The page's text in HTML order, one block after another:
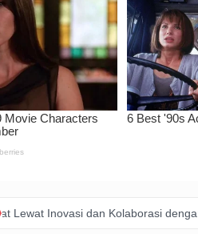
dan Kolaborasi dengan PERSIB